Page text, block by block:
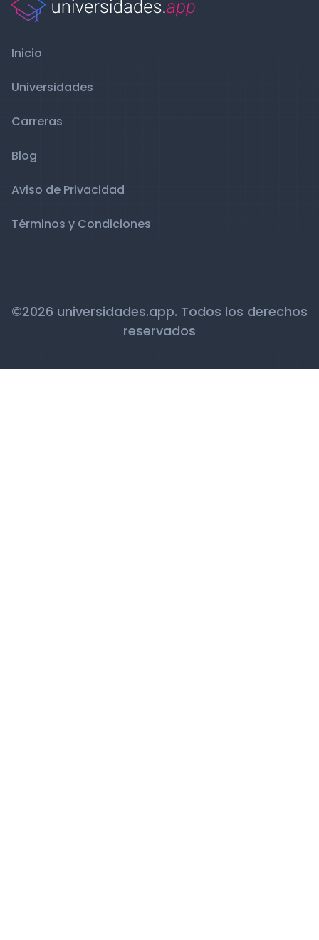
Inicio
Universidades
Carreras
Blog
Aviso de Privacidad
Términos y Condiciones
©2026 universidades.app. Todos los derechos
reservados